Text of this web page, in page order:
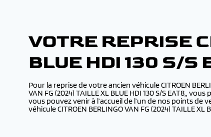
VOTRE REPRISE
BLUE HDI 130 S/S
Pour la reprise de votre ancien véhicule CITROEN
VAN FG (2024) TAILLE XL BLUE HDI 130 S/S EAT8,,
vous pouvez venir à l’accueil de l’un de nos points
véhicule CITROEN BERLINGO VAN FG (2024)